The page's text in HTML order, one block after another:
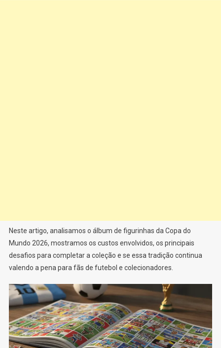
Neste artigo, analisamos o álbum de figurinhas da Copa do
Mundo 2026, mostramos os custos envolvidos, os principais
desafios para completar a coleção e se essa tradição continua
valendo a pena para fãs de futebol e colecionadores.